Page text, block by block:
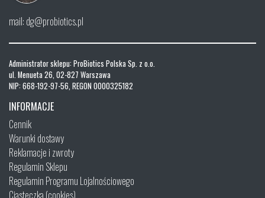
mail: dg@probiotics.pl
Administrator sklepu: ProBiotics Polska Sp. z o.o.
ul. Menueta 26, 02-827 Warszawa
NIP: 668-192-97-56, REGON 0000325182
INFORMACJE
Cennik
Warunki dostawy
Reklamacje i zwroty
Regulamin Sklepu
Regulamin Programu Lojalnościowego
Ciasteczka (cookies)